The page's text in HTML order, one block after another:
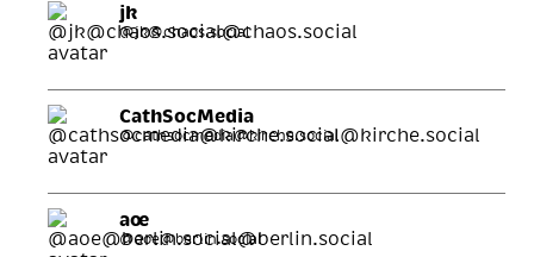
jk
@jk@chaos.social
CathSocMedia
@cathsocmedia@kirche.social
aœ
@aoe@berlin.social